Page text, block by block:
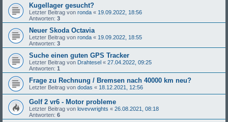
Kugellager gesucht?
Letzter Beitrag von ronda « 19.09.2022, 18:56
Antworten: 3
Neuer Skoda Octavia
Letzter Beitrag von ronda « 19.09.2022, 18:55
Antworten: 3
Suche einen guten GPS Tracker
Letzter Beitrag von Drahtesel « 27.04.2022, 09:25
Antworten: 1
Frage zu Rechnung / Bremsen nach 40000 km neu?
Letzter Beitrag von dodas « 18.12.2021, 12:56
Golf 2 vr6 - Motor probleme
Letzter Beitrag von lovevwrights « 26.08.2021, 08:18
Antworten: 6